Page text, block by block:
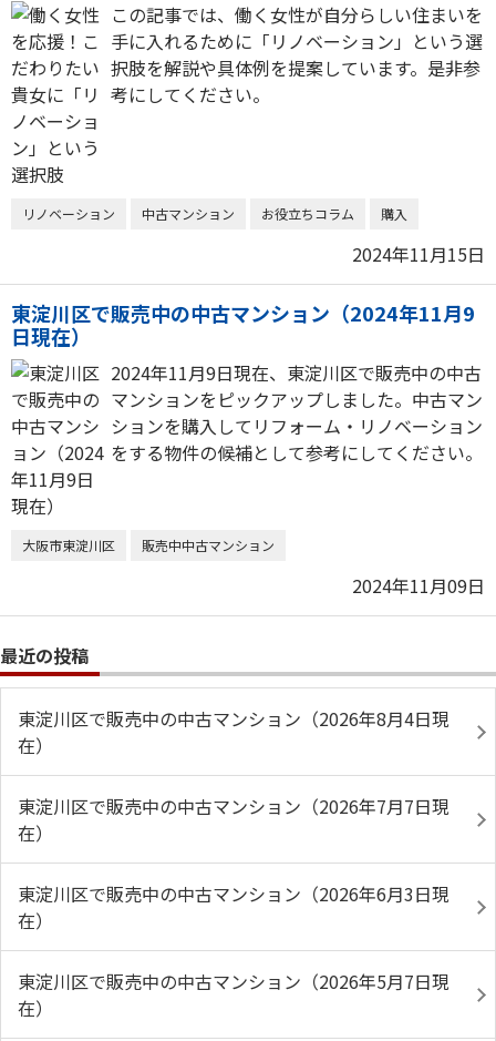
この記事では、働く女性が自分らしい住まいを
手に入れるために「リノベーション」という選
択肢を解説や具体例を提案しています。是非参
考にしてください。
リノベーション 中古マンション お役立ちコラム 購入
2024年11月15日
東淀川区で販売中の中古マンション（2024年11月9
日現在）
2024年11月9日現在、東淀川区で販売中の中古
マンションをピックアップしました。中古マン
ションを購入してリフォーム・リノベーション
をする物件の候補として参考にしてください。
大阪市東淀川区 販売中中古マンション
2024年11月09日
最近の投稿
東淀川区で販売中の中古マンション（2026年8月4日現
在）
東淀川区で販売中の中古マンション（2026年7月7日現
在）
東淀川区で販売中の中古マンション（2026年6月3日現
在）
東淀川区で販売中の中古マンション（2026年5月7日現
在）